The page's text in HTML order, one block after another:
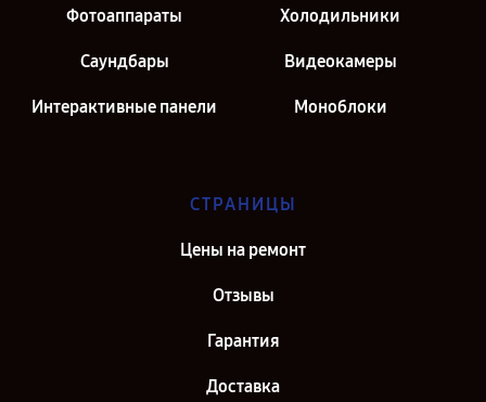
Фотоаппараты Холодильники
Саундбары Видеокамеры
Интерактивные панели Моноблоки
СТРАНИЦЫ
Цены на ремонт
Отзывы
Гарантия
Доставка